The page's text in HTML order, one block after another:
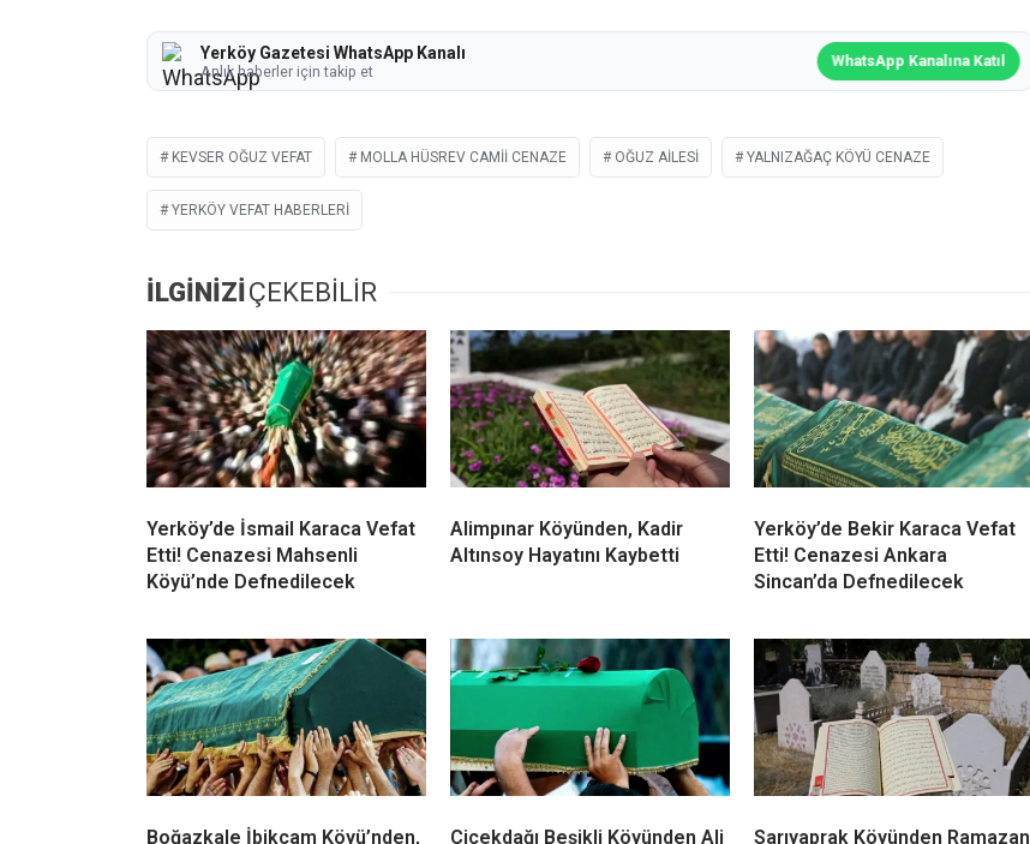
Yerköy Gazetesi WhatsApp Kanalı
Anlık haberler için takip et
WhatsApp Kanalına Katıl
KEVSER OĞUZ VEFAT MOLLA HÜSREV CAMII CENAZE OĞUZ AILESI YALNIZAĞAÇ KÖYÜ CENAZE
YERKÖY VEFAT HABERLERI
İLGİNİZİ ÇEKEBİLİR
Yerköy’de İsmail Karaca Vefat
Etti! Cenazesi Mahsenli
Köyü’nde Defnedilecek
Alimpınar Köyünden, Kadir
Altınsoy Hayatını Kaybetti
Yerköy’de Bekir Karaca Vefat
Etti! Cenazesi Ankara
Sincan’da Defnedilecek
Boğazkale İbikçam Köyü’nden,
Çiçekdağı Beşikli Köyünden Ali
Sarıyaprak Köyünden Ramazan